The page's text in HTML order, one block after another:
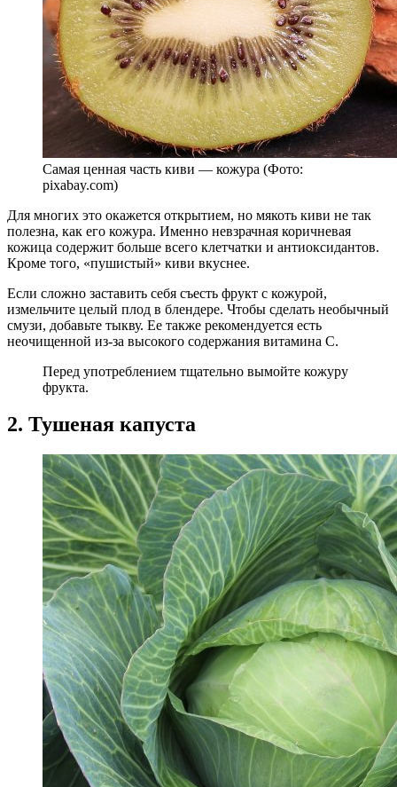
Самая ценная часть киви — кожура (Фото:
pixabay.com)
Для многих это окажется открытием, но мякоть киви не так
полезна, как его кожура. Именно невзрачная коричневая
кожица содержит больше всего клетчатки и антиоксидантов.
Кроме того, «пушистый» киви вкуснее.
Если сложно заставить себя съесть фрукт с кожурой,
измельчите целый плод в блендере. Чтобы сделать необычный
смузи, добавьте тыкву. Ее также рекомендуется есть
неочищенной из-за высокого содержания витамина С.
Перед употреблением тщательно вымойте кожуру
фрукта.
2. Тушеная капуста